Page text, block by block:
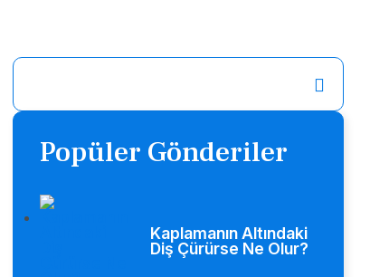
Popüler Gönderiler
Kaplamanın Altındaki
Diş Çürürse Ne Olur?